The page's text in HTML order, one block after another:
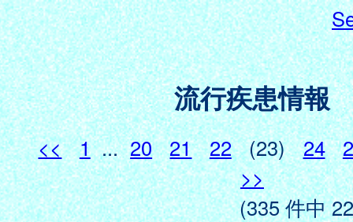
流行疾患情報
<< 1 ... 20 21 22 (23) 24
>>
(335 件中